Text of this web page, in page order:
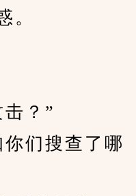
？”
们搜查了哪